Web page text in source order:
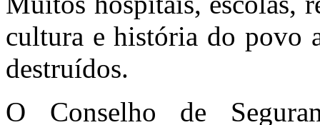
cultura e história do povo
destruídos.
O Conselho de